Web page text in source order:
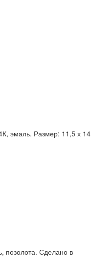
эмаль. Размер: 11,5 х 14
позолота. Сделано в